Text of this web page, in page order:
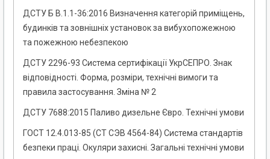
ДСТУ Б В.1.1-36:2016 Визначення категорій приміщень,
будинків та зовнішніх установок за вибухопожежною
та пожежною небезпекою
ДСТУ 2296-93 Система сертифікації УкрСЕПРО. Знак
відповідності. Форма, розміри, технічні вимоги та
правила застосування. Зміна № 2
ДСТУ 7688:2015 Паливо дизельне Євро. Технічні умови
ГОСТ 12.4.013-85 (СТ СЭВ 4564-84) Система стандартів
безпеки праці. Окуляри захисні. Загальні технічні умови